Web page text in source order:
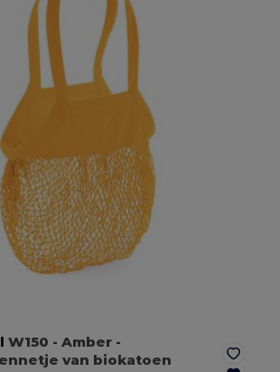
W150 - Amber -
van biokatoen